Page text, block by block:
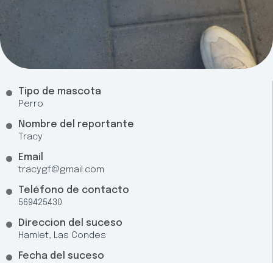
Tipo de mascota
Perro
Nombre del reportante
Tracy
Email
tracygf@gmail.com
Teléfono de contacto
569425430
Direccion del suceso
Hamlet, Las Condes
Fecha del suceso